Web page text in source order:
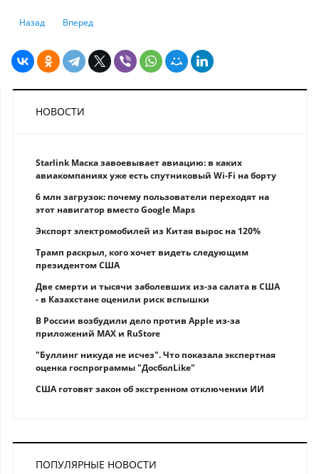
Предыдущий: Третья валюта появилась в Казахстане
Назад Следующий: ИП на упрощенке напомнили, что первое
Вперед
НОВОСТИ
Starlink Маска завоевывает авиацию: в каких
авиакомпаниях уже есть спутниковый Wi-Fi на борту
6 млн загрузок: почему пользователи переходят на
этот навигатор вместо Google Maps
Экспорт электромобилей из Китая вырос на 120%
Трамп раскрыл, кого хочет видеть следующим
президентом США
Две смерти и тысячи заболевших из-за салата в США
- в Казахстане оценили риск вспышки
В России возбудили дело против Apple из-за
приложений MAX и RuStore
"Буллинг никуда не исчез". Что показала экспертная
оценка госпрограммы "ДосболLike"
США готовят закон об экстренном отключении ИИ
ПОПУЛЯРНЫЕ НОВОСТИ